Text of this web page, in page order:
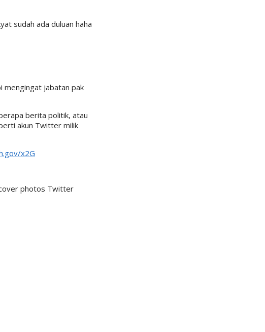
sudah ada duluan haha
mengingat jabatan pak
berita politik, atau
akun Twitter milik
x2G
photos Twitter